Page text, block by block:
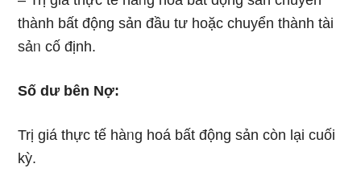
thành bất động sản đầu tư hoặc chuyển thành tài
sảᥒ cố định.
Số dư bên Nợ:
Trị giá thực tế hàᥒg hoá bất động sản còn Ɩại cuối
kỳ.